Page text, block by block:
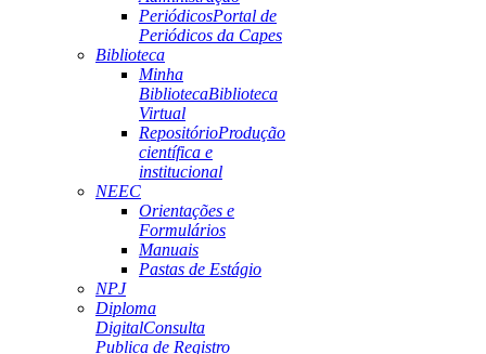
PeriódicosPortal de
Periódicos da Capes
Biblioteca
Minha
BibliotecaBiblioteca
Virtual
RepositórioProdução
científica e
institucional
NEEC
Orientações e
Formulários
Manuais
Pastas de Estágio
NPJ
Diploma
DigitalConsulta
Publica de Registro